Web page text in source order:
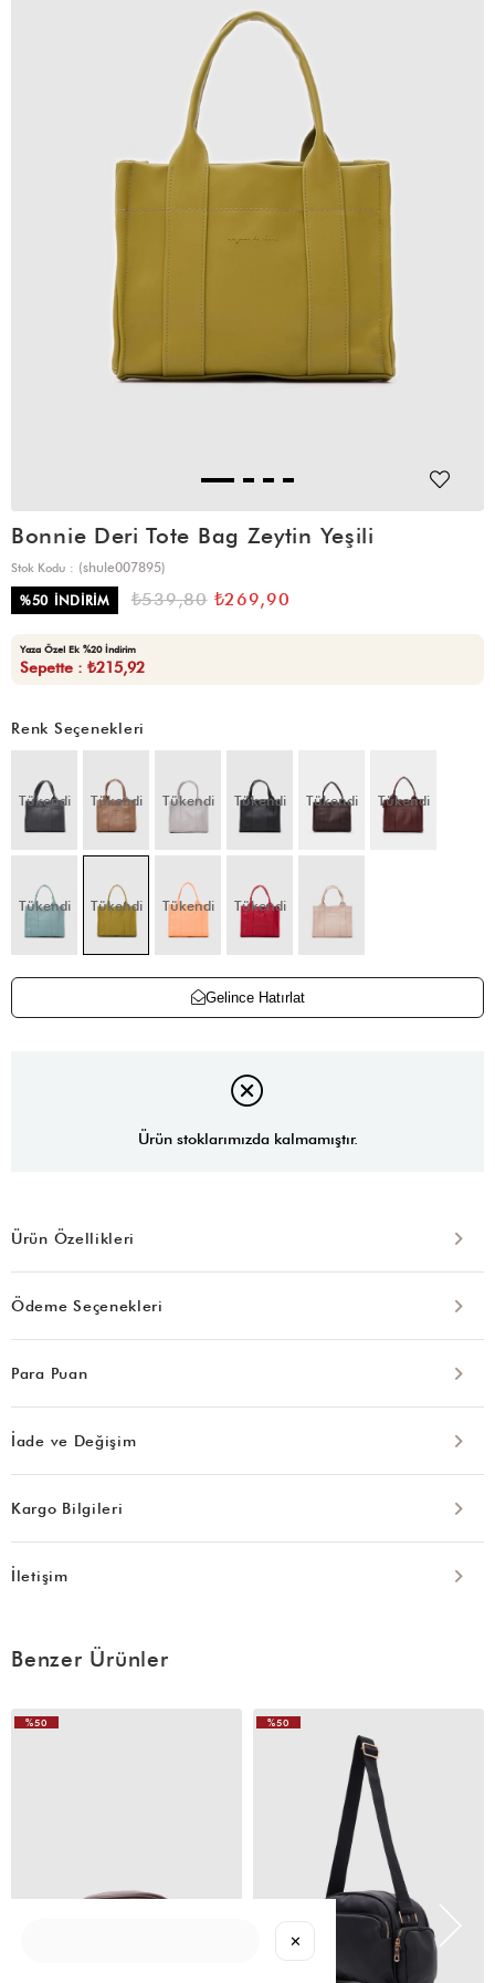
Bonnie Deri Tote Bag Zeytin Yeşili
Stok Kodu
(shule007895)
%50 İNDIRIM ₺539,80 ₺269,90
Yaza Özel Ek %20 İndirim
Sepette : ₺215,92
Renk Seçenekleri
Tükendi Tükendi Tükendi Tükendi Tükendi Tükendi
Tükendi Tükendi Tükendi Tükendi
Gelince Hatırlat
Ürün stoklarımızda kalmamıştır.
Ürün Özellikleri
Ödeme Seçenekleri
Para Puan
İade ve Değişim
Kargo Bilgileri
İletişim
Benzer Ürünler
%50
%50
✕